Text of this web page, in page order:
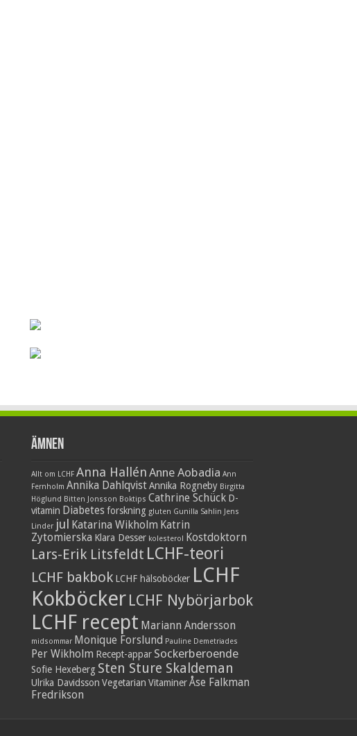
Ämnen
Allt om LCHF Anna Hallén Anne Aobadia Ann
Fernholm Annika DahlqvistAnnika Rogneby Birgitta
Höglund Bitten Jonsson Boktips Cathrine Schück D-
vitamin Diabetes forskning gluten Gunilla Sahlin Jens
Linder jul Katarina Wikholm Katrin
Zytomierska Klara Desser kolesterol Kostdoktorn
Lars-Erik Litsfeldt LCHF-teori
LCHF bakbok LCHF hälsoböcker LCHF
Kokböcker LCHF Nybörjarbok
LCHF recept Mariann Andersson
midsommar Monique Forslund Pauline Demetriades
Per Wikholm Recept-appar Sockerberoende
Sofie Hexeberg Sten Sture Skaldeman
Ulrika Davidsson Vegetarian VitaminerÅse Falkman
Fredrikson